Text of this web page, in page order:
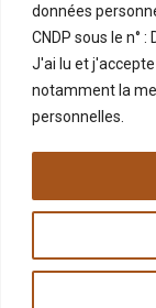
données
CNDP sous le n°
J'ai lu et j'accepte
notamment la
personnelles.
SUIVEZ
Facebook
Instagram
X